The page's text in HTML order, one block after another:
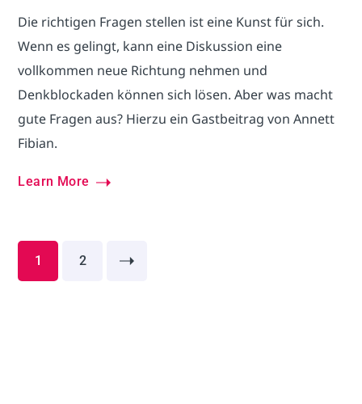
Die richtigen Fragen stellen ist eine Kunst für sich.
Wenn es gelingt, kann eine Diskussion eine
vollkommen neue Richtung nehmen und
Denkblockaden können sich lösen. Aber was macht
gute Fragen aus? Hierzu ein Gastbeitrag von Annett
Fibian.
Learn More
1 2